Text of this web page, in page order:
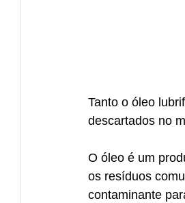
Tanto o óleo
descartados no
O óleo é um
os resíduos
contaminante